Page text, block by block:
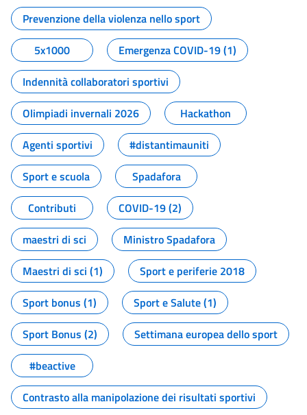
Tutti i contenuti della pagina
Prevenzione della violenza nello sport
5x1000
Emergenza COVID-19 (1)
Indennità collaboratori sportivi
Olimpiadi invernali 2026
Hackathon
Agenti sportivi
#distantimauniti
Sport e scuola
Spadafora
Contributi
COVID-19 (2)
maestri di sci
Ministro Spadafora
Maestri di sci (1)
Sport e periferie 2018
Sport bonus (1)
Sport e Salute (1)
Sport Bonus (2)
Settimana europea dello sport
#beactive
Contrasto alla manipolazione dei risultati sportivi